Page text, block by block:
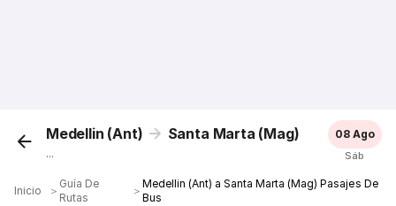
Medellin (Ant) Santa Marta (Mag)
...
08 Ago
Sáb
Inicio ＞
Guía De
Rutas
＞
Medellin (Ant) a Santa Marta (Mag) Pasajes De
Bus